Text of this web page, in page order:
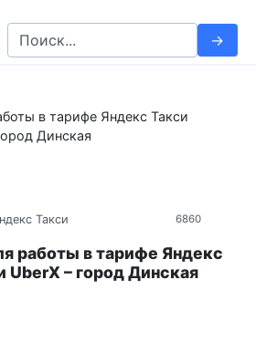
e
c
h
:
в тарифе Яндекс Такси
Динская
6860
Такси
работы в тарифе Яндекс
UberX – город Динская